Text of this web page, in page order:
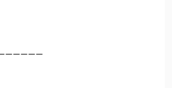
ーーーーー